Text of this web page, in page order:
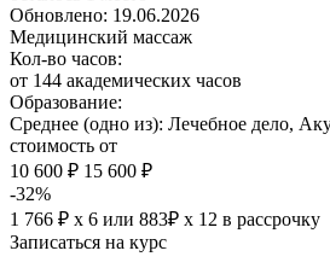
Обновлено: 19.06.2026
Медицинский массаж
Кол-во часов:
от 144 академических часов
Образование:
Среднее (одно из): Лечебное дело,
стоимость от
10 600 ₽ 15 600 ₽
-32%
1 766 ₽ х 6 или 883₽ х 12 в рассрочку
Записаться на курс